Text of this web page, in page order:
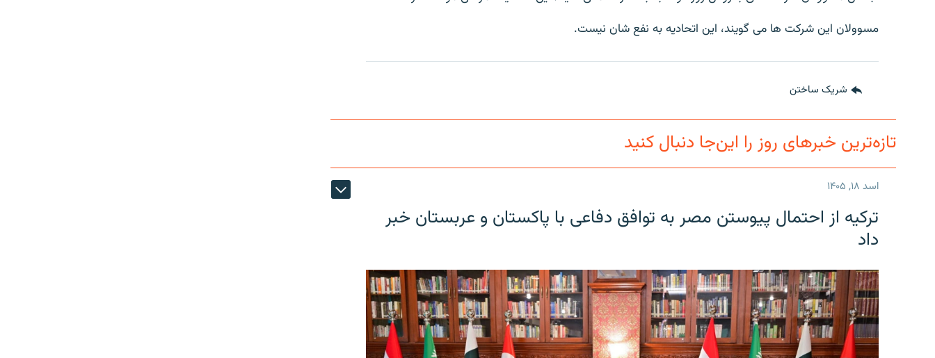
مسوولان این شرکت ها می گویند، این اتحادیه به نفع شان نیست.
شریک ساختن
تازه‌ترین خبرهای روز را این‌جا دنبال کنید
اسد ۱۸, ۱۴۰۵
ترکیه از احتمال پیوستن مصر به توافق دفاعی با پاکستان و عربستان خبر
داد